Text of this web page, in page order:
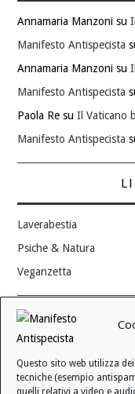
Questo sito web utilizza
tecniche (esempio
quelli relativi a video e
Annamaria Manzoni su
Manifesto Antispecista
Annamaria Manzoni su
Manifesto Antispecista
Paola Re suIl Vaticano
Manifesto Antispecista
Laverabestia
Psiche & Natura
Veganzetta
Modifica consenso ai
REVOCA IL TUO
Stato attuale: Negato